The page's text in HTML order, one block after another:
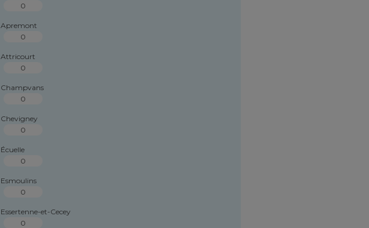
0
Apremont
0
Attricourt
0
Champvans
0
Chevigney
0
Écuelle
0
Esmoulins
0
Essertenne-et-Cecey
0